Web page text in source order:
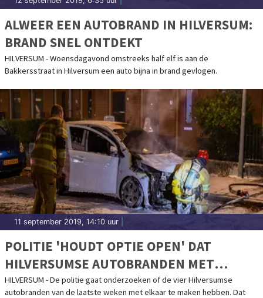
ALWEER EEN AUTOBRAND IN HILVERSUM:
BRAND SNEL ONTDEKT
HILVERSUM - Woensdagavond omstreeks half elf is aan de
Bakkersstraat in Hilversum een auto bijna in brand gevlogen.
11 september 2019, 14:10 uur
POLITIE 'HOUDT OPTIE OPEN' DAT
HILVERSUMSE AUTOBRANDEN MET
ELKAAR TE MAKEN HEBBEN
HILVERSUM - De politie gaat onderzoeken of de vier Hilversumse
autobranden van de laatste weken met elkaar te maken hebben. Dat